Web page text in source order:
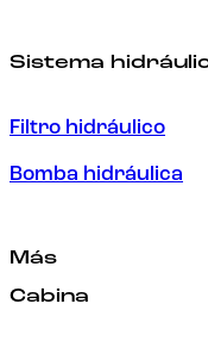
Sistema
Filtro hidráulico
Bomba hidráulica
Más
Cabina